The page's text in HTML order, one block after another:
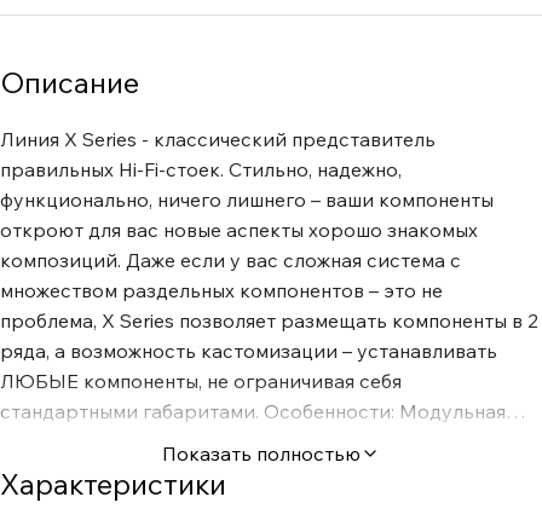
Описание
Линия X Series - классический представитель
правильных Hi-Fi-стоек. Стильно, надежно,
функционально, ничего лишнего – ваши компоненты
откроют для вас новые аспекты хорошо знакомых
композиций. Даже если у вас сложная система с
множеством раздельных компонентов – это не
проблема, X Series позволяет размещать компоненты в 2
ряда, а возможность кастомизации – устанавливать
ЛЮБЫЕ компоненты, не ограничивая себя
стандартными габаритами. Особенности: Модульная
конструкция позволяет собрать стойку для любой
системы Широкая верхняя полка – установить любой
телевизор или ультракороткофокусный проектор.
Показать полностью
Характеристики